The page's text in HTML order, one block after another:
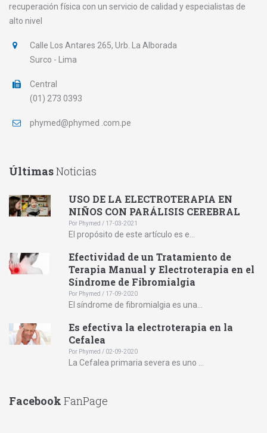
recuperación física con un servicio de calidad y especialistas de
alto nivel
Calle Los Antares 265, Urb. La Alborada
Surco - Lima
Central
(01) 273 0393
phymed@phymed .com.pe
ÚltimasNoticias
USO DE LA ELECTROTERAPIA EN
NIÑOS CON PARÁLISIS CEREBRAL
Por Phymed / 17-03-2021
El propósito de este artículo es e...
Efectividad de un Tratamiento de
Terapia Manual y Electroterapia en el
Síndrome de Fibromialgia
Por Phymed / 17-09-2020
El síndrome de fibromialgia es una...
Es efectiva la electroterapia en la
Cefalea
Por Phymed / 02-09-2020
La Cefalea primaria severa es uno ...
Facebook FanPage